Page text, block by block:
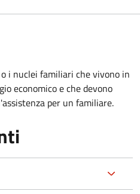
i nuclei familiari che vivono in
economico e che devono
per un familiare.